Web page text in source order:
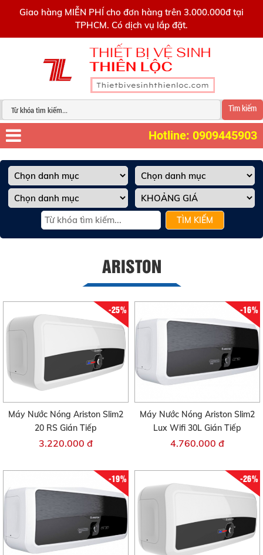
Giao hàng MIỄN PHÍ cho đơn hàng trên 3.000.000đ tại
TPHCM. Có dịch vụ lắp đặt.
Tìm kiếm
Hotline: 0909445903
TÌM KIẾM
ARISTON
-25%
Máy Nước Nóng Ariston Slim2
20 RS Gián Tiếp
3.220.000 đ
-16%
Máy Nước Nóng Ariston Slim2
Lux Wifi 30L Gián Tiếp
4.760.000 đ
-19% -26%
0909445903